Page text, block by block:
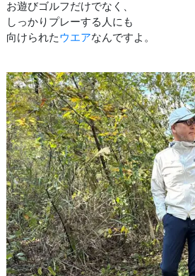
お遊びゴルフだけでなく、
しっかりプレーする人にも
向けられたウエアなんですよ。